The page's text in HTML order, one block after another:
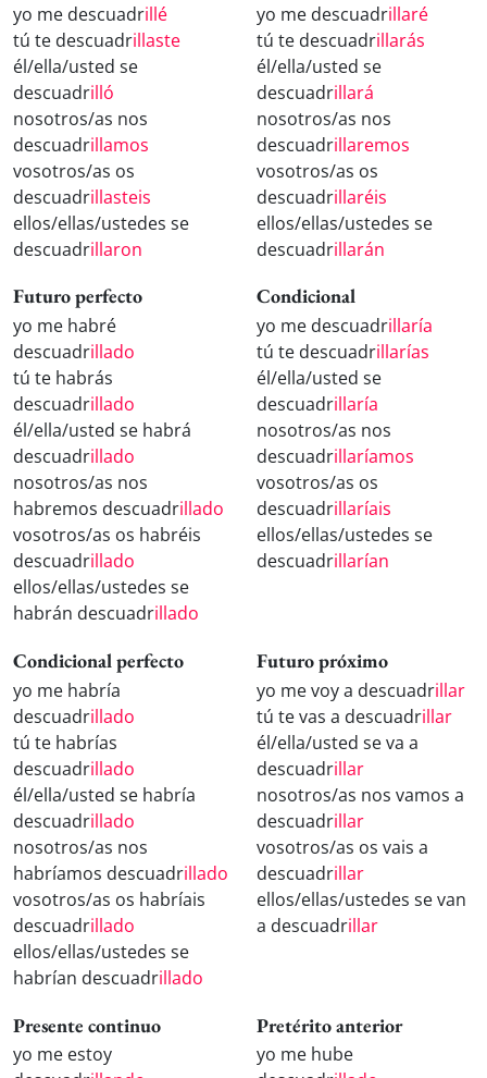
yo me descuadrillé
tú te descuadrillaste
él/ella/usted se
descuadrilló
nosotros/as nos
descuadrillamos
vosotros/as os
descuadrillasteis
ellos/ellas/ustedes se
descuadrillaron
yo me descuadrillaré
tú te descuadrillarás
él/ella/usted se
descuadrillará
nosotros/as nos
descuadrillaremos
vosotros/as os
descuadrillaréis
ellos/ellas/ustedes se
descuadrillarán
Futuro perfecto
yo me habré
descuadrillado
tú te habrás
descuadrillado
él/ella/usted se habrá
descuadrillado
nosotros/as nos
habremos descuadrillado
vosotros/as os habréis
descuadrillado
ellos/ellas/ustedes se
habrán descuadrillado
Condicional
yo me descuadrillaría
tú te descuadrillarías
él/ella/usted se
descuadrillaría
nosotros/as nos
descuadrillaríamos
vosotros/as os
descuadrillaríais
ellos/ellas/ustedes se
descuadrillarían
Condicional perfecto
yo me habría
descuadrillado
tú te habrías
descuadrillado
él/ella/usted se habría
descuadrillado
nosotros/as nos
habríamos descuadrillado
vosotros/as os habríais
descuadrillado
ellos/ellas/ustedes se
habrían descuadrillado
Futuro próximo
yo me voy a descuadrillar
tú te vas a descuadrillar
él/ella/usted se va a
descuadrillar
nosotros/as nos vamos a
descuadrillar
vosotros/as os vais a
descuadrillar
ellos/ellas/ustedes se van
a descuadrillar
Presente continuo
yo me estoy
Pretérito anterior
yo me hube